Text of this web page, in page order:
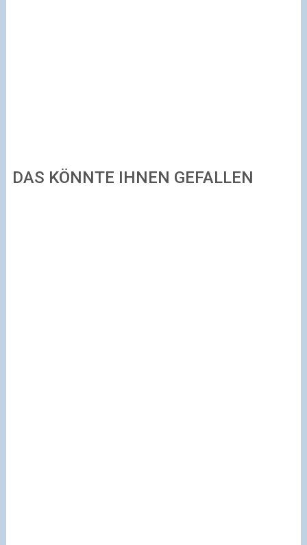
DAS KÖNNTE IHNEN GEFALLEN